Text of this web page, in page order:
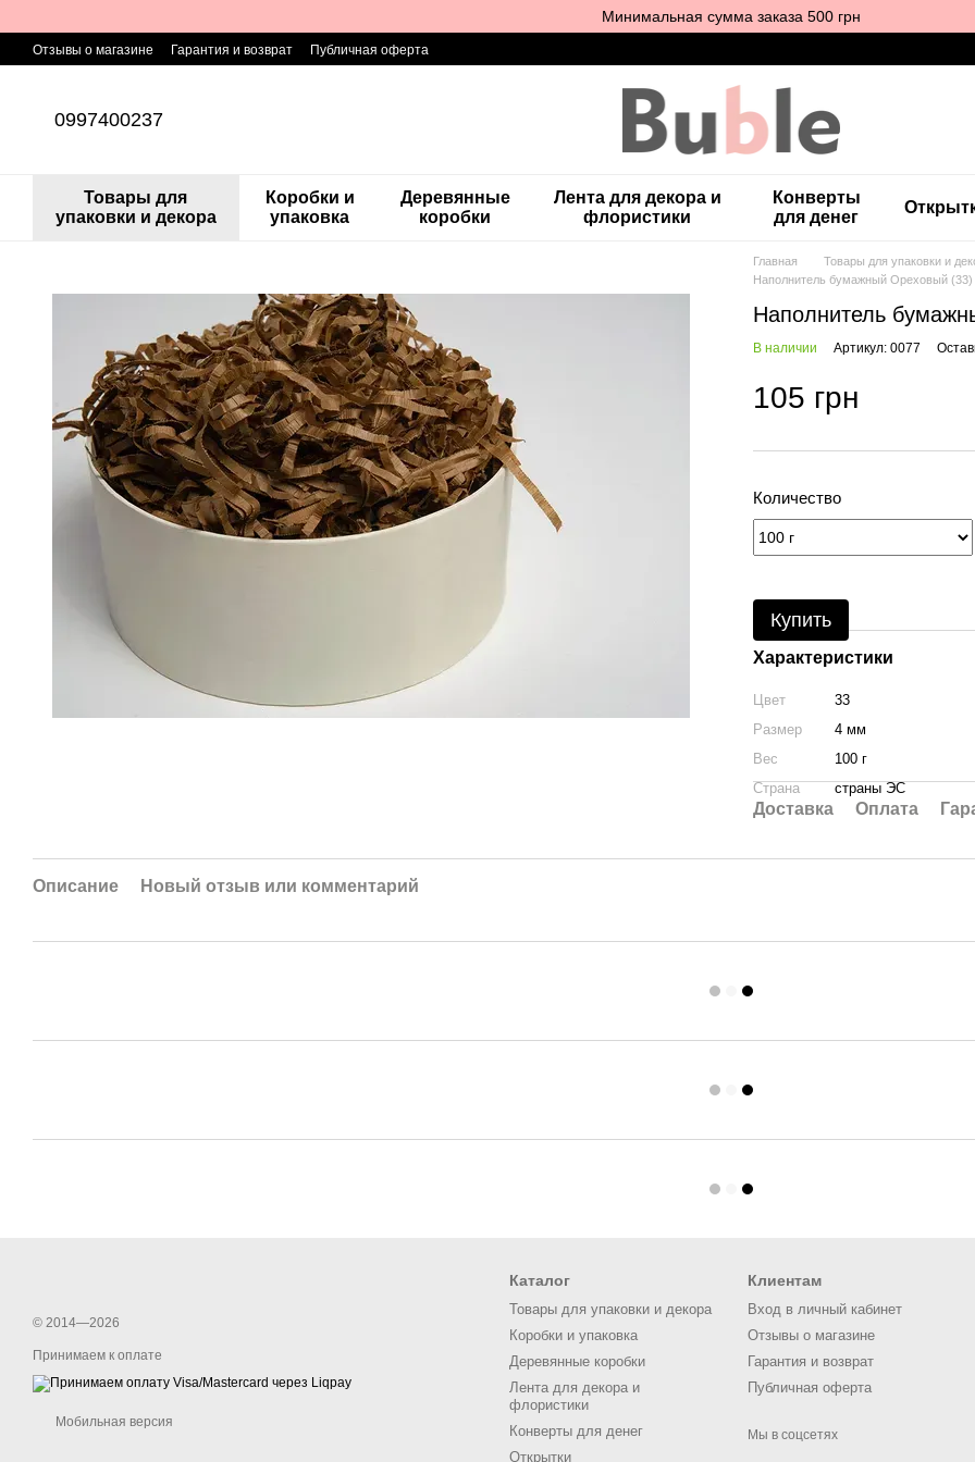
Минимальная сумма заказа 500 грн
Отзывы о магазине Гарантия и возврат Публичная оферта
0997400237
Товары для
упаковки и декора
Коробки и
упаковка
Деревянные
коробки
Лента для декора и
флористики
Конверты
для денег
Главная Товары для упаковки и
Наполнитель бумажный Ореховый (33)
Наполнитель
В наличии Артикул: 0077
105 грн
Количество
Купить
Характеристики
Цвет
33
Размер
4 мм
Вес
100 г
Страна
страны ЭС
Доставка Оплата
Описание Новый отзыв или комментарий
© 2014—2026
Принимаем к оплате
Мобильная версия
Каталог
Товары для упаковки и декора
Коробки и упаковка
Деревянные коробки
Лента для декора и
флористики
Конверты для денег
Открытки
Клиентам
Вход в личный кабинет
Отзывы о магазине
Гарантия и возврат
Публичная оферта
Мы в соцсетях